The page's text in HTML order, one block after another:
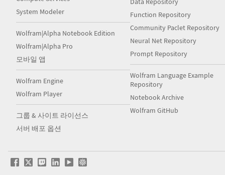
System Modeler
Wolfram|Alpha Notebook Edition
Wolfram|Alpha Pro
모바일 앱
Wolfram Engine
Wolfram Player
그룹 & 사이트 라이선스
서버 배포 옵션
Function Repository
Community Paclet Repository
Neural Net Repository
Prompt Repository
Wolfram Language Example
Repository
Notebook Archive
Wolfram GitHub